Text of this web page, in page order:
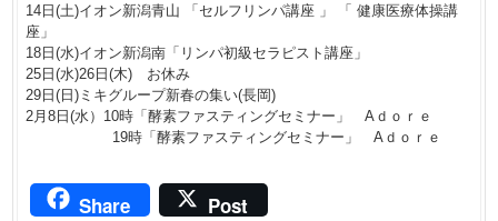
14日(土)イオン新潟青山 「セルフリンパ講座 」 「 健康医療体操講
座」
18日(水)イオン新潟南「リンパ初級セラピスト講座」
25日(水)26日(木) お休み
29日(日)ミキグループ新春の集い(長岡)
2月8日(水）10時「酵素ファスティングセミナー」 Aｄｏｒｅ
19時「酵素ファスティングセミナー」 Aｄｏｒｅ
Share Post